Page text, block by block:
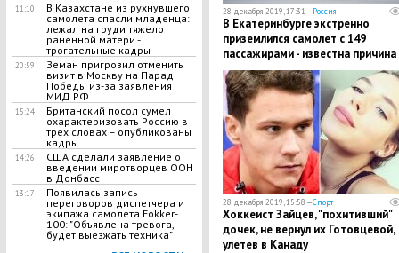
11:10
В Казахстане из рухнувшего
самолета спасли младенца:
лежал на груди тяжело
раненной матери -
трогательные кадры
20:59
Земан пригрозил отменить
визит в Москву на Парад
Победы из-за заявления
МИД РФ
15:24
​Британский посол сумел
охарактеризовать Россию в
трех словах – опубликованы
кадры
14:26
США сделали заявление о
введении миротворцев ООН
в Донбасс
13:17
​Появилась запись
переговоров диспетчера и
экипажа самолета Fokker-
100: "Объявлена тревога,
будет выезжать техника"
28 декабря 2019, 17:31 —Россия
В Екатеринбурге экстренно
приземлился самолет с 149
пассажирами - известна причина
28 декабря 2019, 15:58 —Спорт
Хоккеист Зайцев, "похитивший"
дочек, не вернул их Готовцевой,
улетев в Канаду